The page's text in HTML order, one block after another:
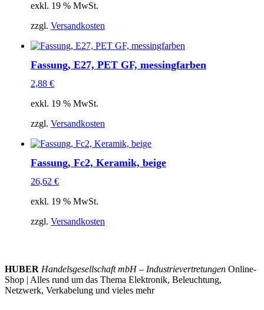
exkl. 19 % MwSt.
zzgl. Versandkosten
Fassung, E27, PET GF, messingfarben
2,88 €
exkl. 19 % MwSt.
zzgl. Versandkosten
Fassung, Fc2, Keramik, beige
26,62 €
exkl. 19 % MwSt.
zzgl. Versandkosten
HUBER Handelsgesellschaft mbH – Industrievertretungen Online-
Shop | Alles rund um das Thema Elektronik, Beleuchtung,
Netzwerk, Verkabelung und vieles mehr